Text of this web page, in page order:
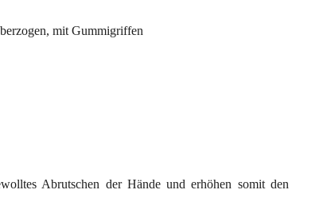
mit Gummigriffen
Abrutschen der Hände und erhöhen somit den